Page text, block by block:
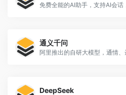
免费全能的AI助手，支持AI会话
通义千问
阿里推出的自研大模型，通情
DeepSeek